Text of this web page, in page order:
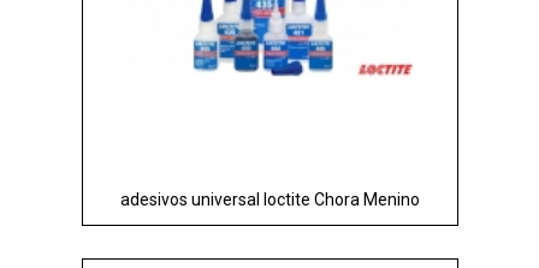
adesivos universal loctite Chora Menino